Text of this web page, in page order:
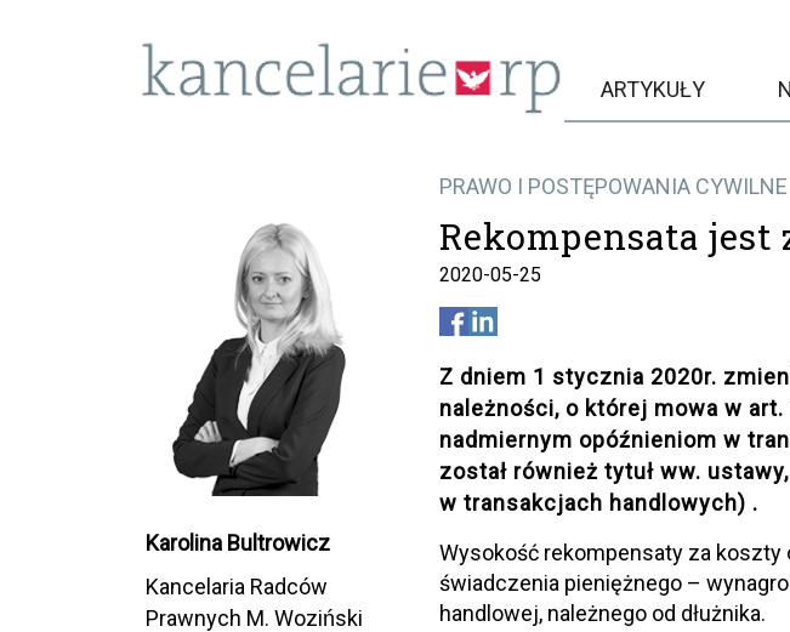
ARTYKUŁY
PRAWO I POSTĘPOWANIA CYWILNE
Rekompensata jest
2020-05-25
Z dniem 1 stycznia 2020r.
należności, o której mowa w
nadmiernym opóźnieniom w
został również tytuł ww.
w transakcjach handlowych) .
Wysokość rekompensaty za koszty
świadczenia pieniężnego –
handlowej, należnego od dłużnika.
Karolina Bultrowicz
Kancelaria Radców
Prawnych M. Woziński